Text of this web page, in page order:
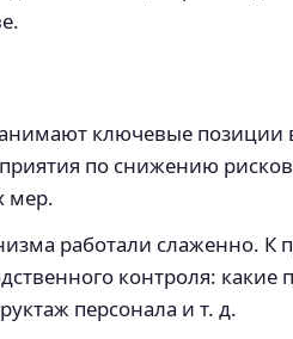
ключевые позиции
по снижению
мер.
работали слаженно.
контроля:
персонала и т. д.